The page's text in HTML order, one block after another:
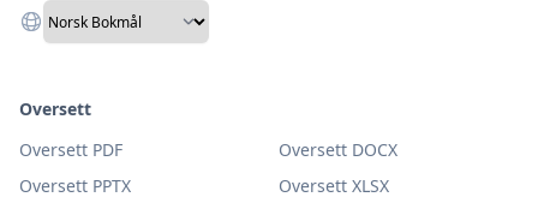
Oversett
Oversett PDF
Oversett DOCX
Oversett PPTX
Oversett XLSX